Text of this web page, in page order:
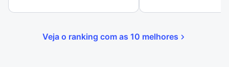
Veja o ranking com as 10 melhores